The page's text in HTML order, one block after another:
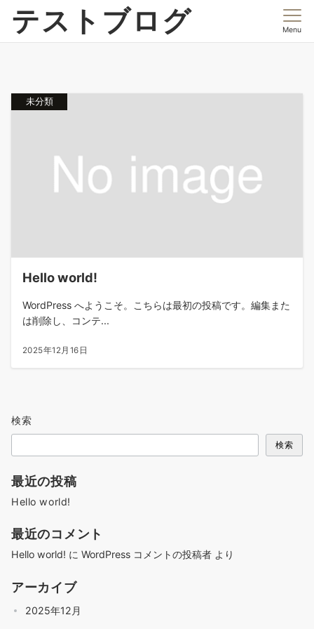
テストブログ Menu
未分類
Hello world!
WordPress へようこそ。こちらは最初の投稿です。編集また
は削除し、コンテ...
2025年12月16日
検索
検索
最近の投稿
Hello world!
最近のコメント
Hello world! に WordPress コメントの投稿者 より
アーカイブ
2025年12月